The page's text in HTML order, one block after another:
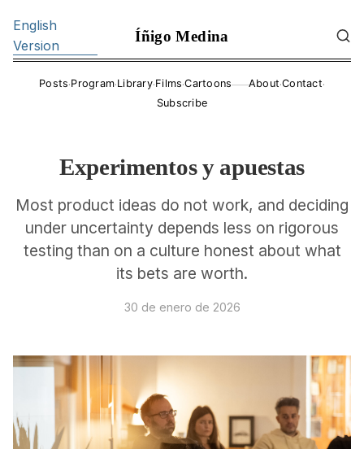
English
Version
Íñigo Medina
Posts·Program·Library·Films·Cartoons——About·Contact·
Subscribe
Experimentos y apuestas
Most product ideas do not work, and deciding
under uncertainty depends less on rigorous
testing than on a culture honest about what
its bets are worth.
30 de enero de 2026